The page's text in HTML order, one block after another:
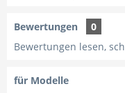
Bewertungen
0
Bewertungen lesen,
für Modelle